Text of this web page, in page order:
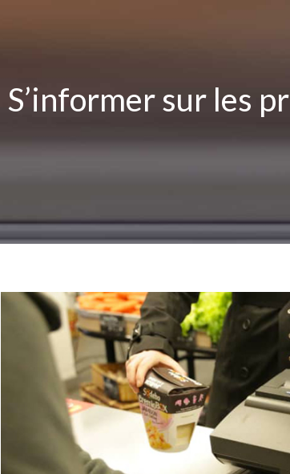
S’informer sur les